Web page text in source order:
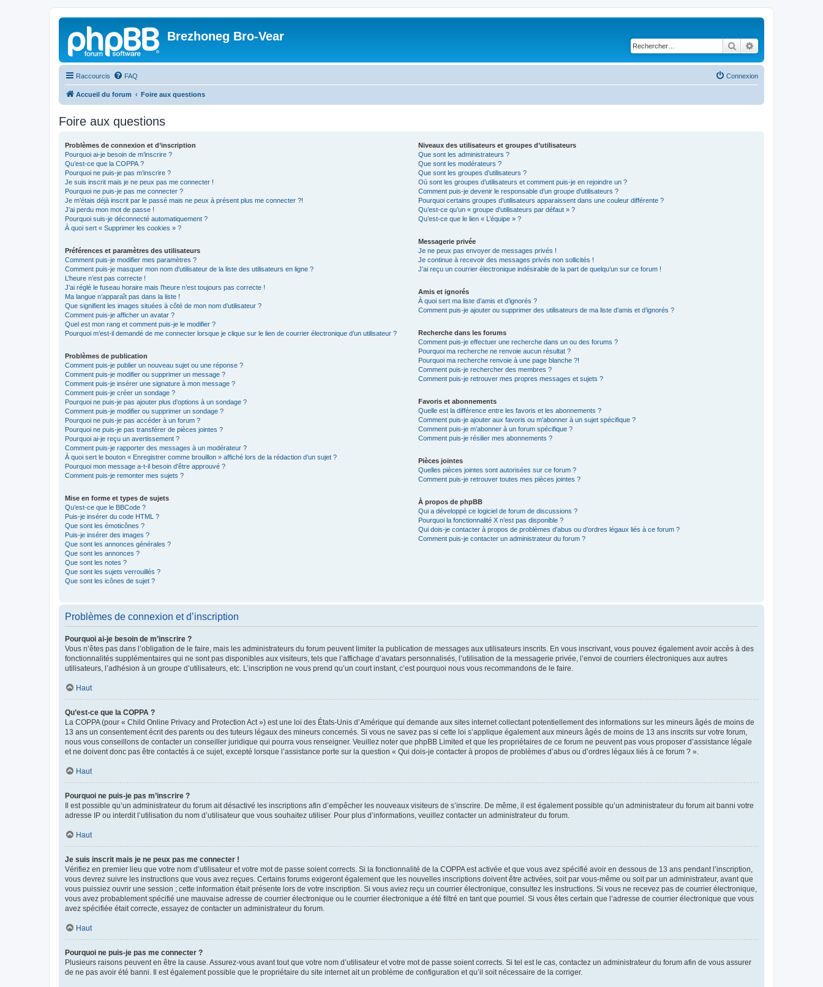
Brezhoneg Bro-Vear
Rechercher
Raccourcis FAQ Connexion
Accueil du forum Foire aux questions
Foire aux questions
Problèmes de connexion et d’inscription
Pourquoi ai-je besoin de m’inscrire ?
Qu’est-ce que la COPPA ?
Pourquoi ne puis-je pas m’inscrire ?
Je suis inscrit mais je ne peux pas me connecter !
Pourquoi ne puis-je pas me connecter ?
Je m’étais déjà inscrit par le passé mais ne peux à présent plus me connecter ?!
J’ai perdu mon mot de passe !
Pourquoi suis-je déconnecté automatiquement ?
À quoi sert « Supprimer les cookies » ?
Préférences et paramètres des utilisateurs
Comment puis-je modifier mes paramètres ?
Comment puis-je masquer mon nom d’utilisateur de la liste des utilisateurs en ligne ?
L’heure n’est pas correcte !
J’ai réglé le fuseau horaire mais l’heure n’est toujours pas correcte !
Ma langue n’apparaît pas dans la liste !
Que signifient les images situées à côté de mon nom d’utilisateur ?
Comment puis-je afficher un avatar ?
Quel est mon rang et comment puis-je le modifier ?
Pourquoi m’est-il demandé de me connecter lorsque je clique sur le lien de courrier électronique d’un utilisateur ?
Problèmes de publication
Comment puis-je publier un nouveau sujet ou une réponse ?
Comment puis-je modifier ou supprimer un message ?
Comment puis-je insérer une signature à mon message ?
Comment puis-je créer un sondage ?
Pourquoi ne puis-je pas ajouter plus d’options à un sondage ?
Comment puis-je modifier ou supprimer un sondage ?
Pourquoi ne puis-je pas accéder à un forum ?
Pourquoi ne puis-je pas transférer de pièces jointes ?
Pourquoi ai-je reçu un avertissement ?
Comment puis-je rapporter des messages à un modérateur ?
À quoi sert le bouton « Enregistrer comme brouillon » affiché lors de la rédaction d’un sujet ?
Pourquoi mon message a-t-il besoin d’être approuvé ?
Comment puis-je remonter mes sujets ?
Mise en forme et types de sujets
Qu’est-ce que le BBCode ?
Puis-je insérer du code HTML ?
Que sont les émoticônes ?
Puis-je insérer des images ?
Que sont les annonces générales ?
Que sont les annonces ?
Que sont les notes ?
Que sont les sujets verrouillés ?
Que sont les icônes de sujet ?
Niveaux des utilisateurs et groupes d’utilisateurs
Que sont les administrateurs ?
Que sont les modérateurs ?
Que sont les groupes d’utilisateurs ?
Où sont les groupes d’utilisateurs et comment puis-je en rejoindre un ?
Comment puis-je devenir le responsable d’un groupe d’utilisateurs ?
Pourquoi certains groupes d’utilisateurs apparaissent dans une couleur différente ?
Qu’est-ce qu’un « groupe d’utilisateurs par défaut » ?
Qu’est-ce que le lien « L’équipe » ?
Messagerie privée
Je ne peux pas envoyer de messages privés !
Je continue à recevoir des messages privés non sollicités !
J’ai reçu un courrier électronique indésirable de la part de quelqu’un sur ce forum !
Amis et ignorés
À quoi sert ma liste d’amis et d’ignorés ?
Comment puis-je ajouter ou supprimer des utilisateurs de ma liste d’amis et d’ignorés ?
Recherche dans les forums
Comment puis-je effectuer une recherche dans un ou des forums ?
Pourquoi ma recherche ne renvoie aucun résultat ?
Pourquoi ma recherche renvoie à une page blanche ?!
Comment puis-je rechercher des membres ?
Comment puis-je retrouver mes propres messages et sujets ?
Favoris et abonnements
Quelle est la différence entre les favoris et les abonnements ?
Comment puis-je ajouter aux favoris ou m’abonner à un sujet spécifique ?
Comment puis-je m’abonner à un forum spécifique ?
Comment puis-je résilier mes abonnements ?
Pièces jointes
Quelles pièces jointes sont autorisées sur ce forum ?
Comment puis-je retrouver toutes mes pièces jointes ?
À propos de phpBB
Qui a développé ce logiciel de forum de discussions ?
Pourquoi la fonctionnalité X n’est pas disponible ?
Qui dois-je contacter à propos de problèmes d’abus ou d’ordres légaux liés à ce forum ?
Comment puis-je contacter un administrateur du forum ?
Problèmes de connexion et d’inscription
Pourquoi ai-je besoin de m’inscrire ?
Vous n’êtes pas dans l’obligation de le faire, mais les administrateurs du forum peuvent limiter la publication de messages aux utilisateurs inscrits. En vous inscrivant, vous pouvez également avoir accès à des
fonctionnalités supplémentaires qui ne sont pas disponibles aux visiteurs, tels que l’affichage d’avatars personnalisés, l’utilisation de la messagerie privée, l’envoi de courriers électroniques aux autres
utilisateurs, l’adhésion à un groupe d’utilisateurs, etc. L’inscription ne vous prend qu’un court instant, c’est pourquoi nous vous recommandons de le faire.
Haut
Qu’est-ce que la COPPA ?
La COPPA (pour « Child Online Privacy and Protection Act ») est une loi des États-Unis d’Amérique qui demande aux sites internet collectant potentiellement des informations sur les mineurs âgés de moins de
13 ans un consentement écrit des parents ou des tuteurs légaux des mineurs concernés. Si vous ne savez pas si cette loi s’applique également aux mineurs âgés de moins de 13 ans inscrits sur votre forum,
nous vous conseillons de contacter un conseiller juridique qui pourra vous renseigner. Veuillez noter que phpBB Limited et que les propriétaires de ce forum ne peuvent pas vous proposer d’assistance légale
et ne doivent donc pas être contactés à ce sujet, excepté lorsque l’assistance porte sur la question « Qui dois-je contacter à propos de problèmes d’abus ou d’ordres légaux liés à ce forum ? ».
Haut
Pourquoi ne puis-je pas m’inscrire ?
Il est possible qu’un administrateur du forum ait désactivé les inscriptions afin d’empêcher les nouveaux visiteurs de s’inscrire. De même, il est également possible qu’un administrateur du forum ait banni votre
adresse IP ou interdit l’utilisation du nom d’utilisateur que vous souhaitez utiliser. Pour plus d’informations, veuillez contacter un administrateur du forum.
Haut
Je suis inscrit mais je ne peux pas me connecter !
Vérifiez en premier lieu que votre nom d’utilisateur et votre mot de passe soient corrects. Si la fonctionnalité de la COPPA est activée et que vous avez spécifié avoir en dessous de 13 ans pendant l’inscription,
vous devrez suivre les instructions que vous avez reçues. Certains forums exigeront également que les nouvelles inscriptions doivent être activées, soit par vous-même ou soit par un administrateur, avant que
vous puissiez ouvrir une session ; cette information était présente lors de votre inscription. Si vous aviez reçu un courrier électronique, consultez les instructions. Si vous ne recevez pas de courrier électronique,
vous avez probablement spécifié une mauvaise adresse de courrier électronique ou le courrier électronique a été filtré en tant que pourriel. Si vous êtes certain que l’adresse de courrier électronique que vous
avez spécifiée était correcte, essayez de contacter un administrateur du forum.
Haut
Pourquoi ne puis-je pas me connecter ?
Plusieurs raisons peuvent en être la cause. Assurez-vous avant tout que votre nom d’utilisateur et votre mot de passe soient corrects. Si tel est le cas, contactez un administrateur du forum afin de vous assurer
de ne pas avoir été banni. Il est également possible que le propriétaire du site internet ait un problème de configuration et qu’il soit nécessaire de la corriger.